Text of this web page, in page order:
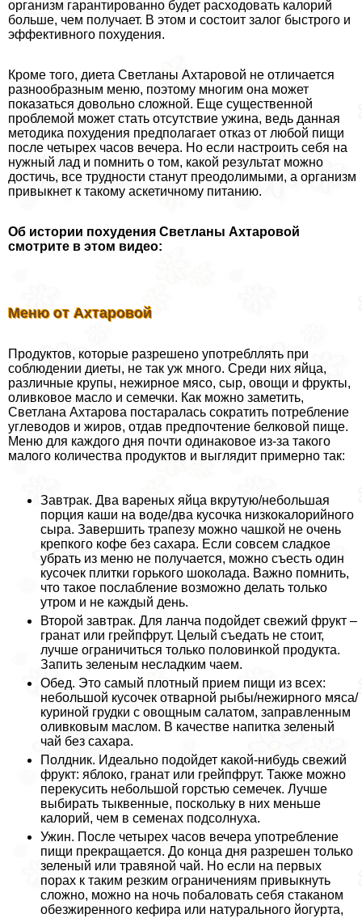
организм гарантированно будет расходовать калорий
больше, чем получает. В этом и состоит залог быстрого и
эффективного похудения.
Кроме того, диета Светланы Ахтаровой не отличается
разнообразным меню, поэтому многим она может
показаться довольно сложной. Еще существенной
проблемой может стать отсутствие ужина, ведь данная
методика похудения предполагает отказ от любой пищи
после четырех часов вечера. Но если настроить себя на
нужный лад и помнить о том, какой результат можно
достичь, все трудности станут преодолимыми, а организм
привыкнет к такому аскетичному питанию.
Об истории похудения Светланы Ахтаровой
смотрите в этом видео:
Меню от Ахтаровой
Продуктов, которые разрешено употрeбллять при
соблюдении диеты, не так уж много. Среди них яйца,
различные крупы, нежирное мясо, сыр, овощи и фрукты,
оливковое масло и семечки. Как можно заметить,
Светлана Ахтарова постаралась сократить потрeбление
углеводов и жиров, отдав предпочтение белковой пище.
Меню для каждого дня почти одинаковое из-за такого
малого количества продуктов и выглядит примерно так:
Завтpaк. Два вареных яйца вкрутую/небольшая
порция каши на воде/два кусочка низкокалорийного
сыра. Завершить трапезу можно чашкой не очень
крепкого кофе без сахара. Если совсем сладкое
убрать из меню не получается, можно съесть один
кусочек плитки горького шоколада. Важно помнить,
что такое послабление возможно делать только
утром и не каждый день.
Второй завтpaк. Для ланча подойдет свежий фрукт –
гранат или грейпфрут. Целый съедать не стоит,
лучше ограничиться только половинкой продукта.
Запить зеленым несладким чаем.
Обед. Это самый плотный прием пищи из всех:
небольшой кусочек отварной рыбы/нежирного мяса/
куриной грудки с овощным салатом, заправленным
оливковым маслом. В качестве напитка зеленый
чай без сахара.
Полдник. Идеально подойдет какой-нибудь свежий
фрукт: яблоко, гранат или грейпфрут. Также можно
перекусить небольшой горстью семечек. Лучше
выбирать тыквенные, поскольку в них меньше
калорий, чем в семенах подсолнуха.
Ужин. После четырех часов вечера употрeбление
пищи прекращается. До конца дня разрешен только
зеленый или травяной чай. Но если на первых
порах к таким резким ограничениям привыкнуть
сложно, можно на ночь побаловать себя стаканом
обезжиренного кефира или натурального йогурта,